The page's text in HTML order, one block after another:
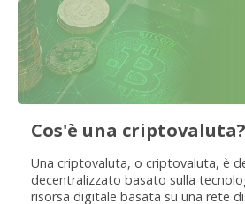
Risorse
Blog
Cos'è una criptovaluta?
Una criptovaluta, o criptovaluta, è
decentralizzato basato sulla
risorsa digitale basata su una rete